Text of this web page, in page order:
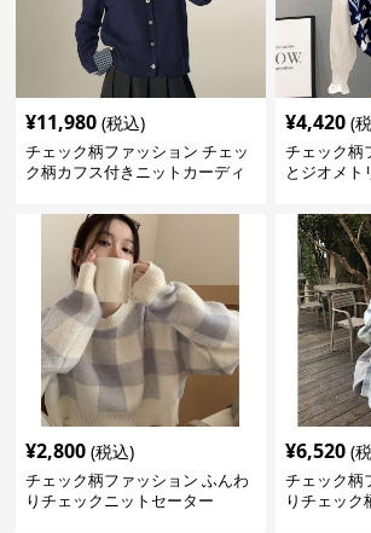
¥11,980 (税込)
チェック柄ファッション チェッ
ク柄カフス付きニットカーディ
¥4,420 (
チェック柄
とジオメト
¥2,800 (税込)
チェック柄ファッション ふんわ
りチェックニットセーター
¥6,520 (
チェック柄
りチェック